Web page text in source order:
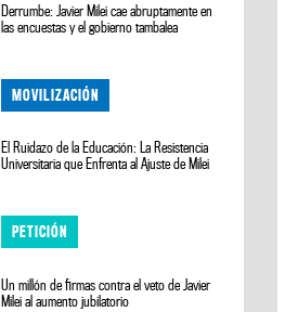
Derrumbe: Javier Milei cae abruptamente en
las encuestas y el gobierno tambalea
MOVILIZACIÓN
El Ruidazo de la Educación: La Resistencia
Universitaria que Enfrenta al Ajuste de Milei
PETICIÓN
Un millón de firmas contra el veto de Javier
Milei al aumento jubilatorio